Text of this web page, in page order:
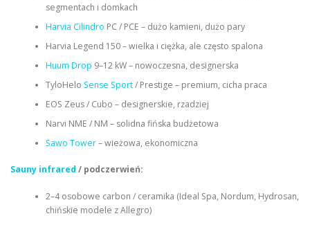
segmentach i domkach
Harvia Cilindro PC / PCE – dużo kamieni, dużo pary
Harvia Legend 150 – wielka i ciężka, ale często spalona
Huum Drop 9–12 kW – nowoczesna, designerska
TyloHelo Sense Sport/ Prestige – premium, cicha praca
EOS Zeus / Cubo – designerskie, rzadziej
Narvi NME / NM – solidna fińska budżetowa
Sawo Tower– wieżowa, ekonomiczna
Sauny infrared / podczerwień:
2–4 osobowe carbon / ceramika (Ideal Spa, Nordum, Hydrosan,
chińskie modele z Allegro)